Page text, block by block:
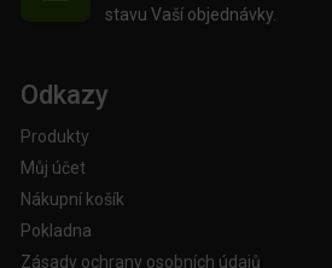
stavu Vaší objednávky.
Odkazy
Produkty
Můj účet
Nákupní košík
Pokladna
Zásady ochrany osobních údajů